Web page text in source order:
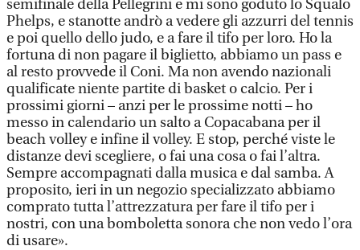
semifinale della Pellegrini e mi sono goduto lo Squalo
Phelps, e stanotte andrò a vedere gli azzurri del tennis
e poi quello dello judo, e a fare il tifo per loro. Ho la
fortuna di non pagare il biglietto, abbiamo un pass e
al resto provvede il Coni. Ma non avendo nazionali
qualificate niente partite di basket o calcio. Per i
prossimi giorni – anzi per le prossime notti – ho
messo in calendario un salto a Copacabana per il
beach volley e infine il volley. E stop, perché viste le
distanze devi scegliere, o fai una cosa o fai l’altra.
Sempre accompagnati dalla musica e dal samba. A
proposito, ieri in un negozio specializzato abbiamo
comprato tutta l’attrezzatura per fare il tifo per i
nostri, con una bomboletta sonora che non vedo l’ora
di usare».